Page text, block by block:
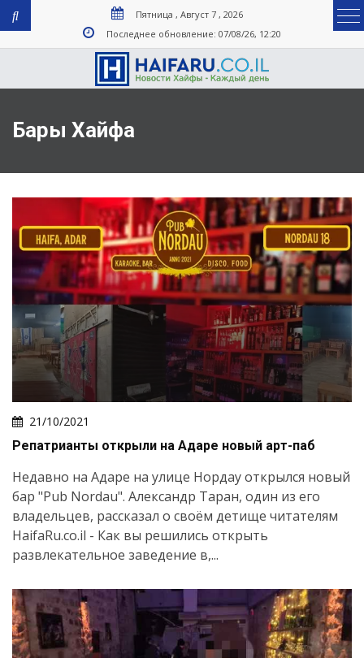
Пятница , Август 7 , 2026
Последнее обновление: 07/08/26, 12:20
Бары Хайфа
21/10/2021
Репатрианты открыли на Адаре новый арт-паб
Недавно на Адаре на улице Нордау открылся новый
бар "Pub Nordau". Александр Таран, один из его
владельцев, рассказал о своём детище читателям
HaifaRu.co.il - Как вы решились открыть
развлекательное заведение в,...